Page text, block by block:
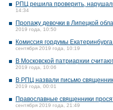
РПЦ решила проверить,
14:34
Пропажу девочки в Липецкой
2019 года, 10:50
Комиссия гордумы
сентября 2019 года, 10:19
В Московской патриархии
2019 года, 10:06
В РПЦ назвали письмо
2019 года, 00:01
Православные священники
сентября 2019 года, 21:49